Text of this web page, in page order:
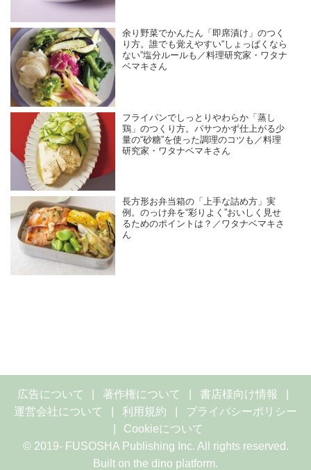
余り野菜でかんたん「即席漬け」のつく
り方。誰でも覚えやすい“しょっぱくなら
ない”塩分ルールも／料理研究家・ワタナ
ベマキさん
フライパンでしっとりやわらか「蒸し
鶏」のつくり方。パサつかず仕上がる少
量の“砂糖”を使った調理のコツも／料理
研究家・ワタナベマキさん
長方形お弁当箱の「上手な詰め方」実
例。のっけ弁を“彩りよく”おいしく見せ
るためのポイントは？／ワタナベマキさ
ん
広告について 著作権について
書店様向け情報
運営会社について
利用規約
プライバシーポリシー
Cookieについて
© 2019- FUSOSHA Publishing Inc. All rights reserved.
Built on the dino platform.